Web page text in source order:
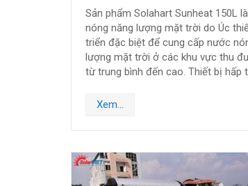
Sản phẩm Solahart Sunheat 150L
nóng năng lượng mặt trời do Úc
triển đặc biệt để cung cấp nước
lượng mặt trời ở các khu vực thu
từ trung bình đến cao. Thiết bị hấp
Xem...